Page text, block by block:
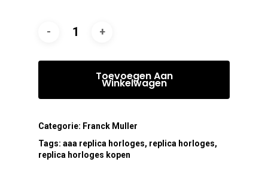
Toevoegen Aan
Winkelwagen
Categorie: Franck Muller
Tags: aaa replica horloges, replica horloges,
replica horloges kopen